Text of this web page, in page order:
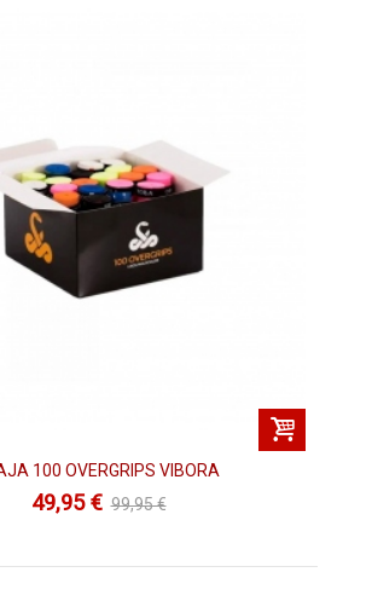
100 OVERGRIPS VIBORA
49,95 € 99,95 €